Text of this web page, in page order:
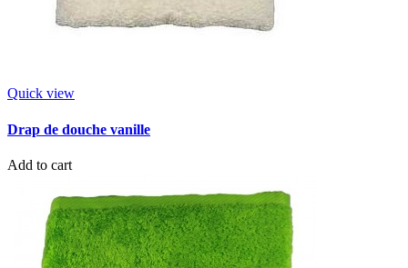
Quick view
Drap de douche vanille
Add to cart